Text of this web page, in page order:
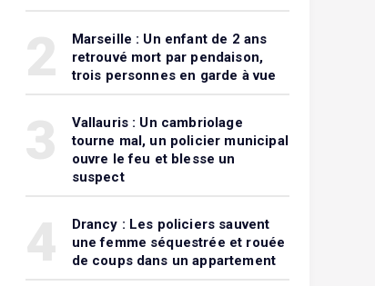
Marseille : Un enfant de 2 ans
retrouvé mort par pendaison,
trois personnes en garde à vue
Vallauris : Un cambriolage
tourne mal, un policier municipal
ouvre le feu et blesse un
suspect
Drancy : Les policiers sauvent
une femme séquestrée et rouée
de coups dans un appartement